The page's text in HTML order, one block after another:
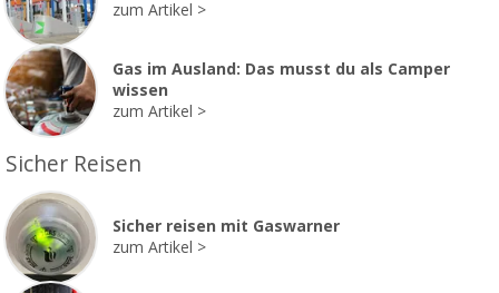
zum Artikel
Gas im Ausland: Das musst du als Camper
wissen
zum Artikel
Sicher Reisen
Sicher reisen mit Gaswarner
zum Artikel